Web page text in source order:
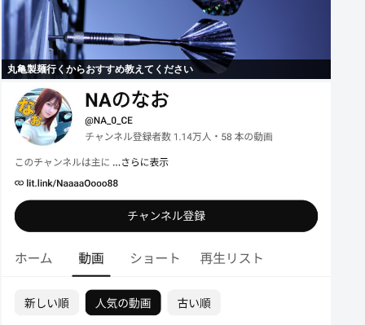
丸亀製麺行くからおすすめ教えてください